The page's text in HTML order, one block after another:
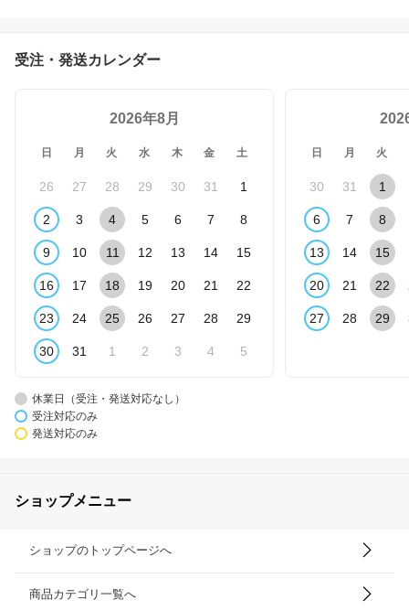
受注・発送カレンダー
2026年8月
日 月 火 水 木 金 土
26 27 28 29 30 31 1
2 3 4 5 6 7 8
9 10 11 12 13 14 15
16 17 18 19 20 21 22
23 24 25 26 27 28 29
30 31 1 2 3 4 5
日 月 火
30 31 1
6 7 8
13 14 15
20 21 22
27 28 29
休業日（受注・発送対応なし）
受注対応のみ
発送対応のみ
ショップメニュー
ショップのトップページへ
商品カテゴリ一覧へ